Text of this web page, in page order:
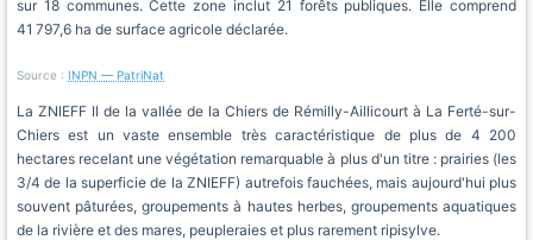
sur 18 communes. Cette zone inclut 21 forêts publiques. Elle comprend
41 797,6 ha de surface agricole déclarée.
Source : INPN — PatriNat
La ZNIEFF II de la vallée de la Chiers de Rémilly-Aillicourt à La Ferté-sur-
Chiers est un vaste ensemble très caractéristique de plus de 4 200
hectares recelant une végétation remarquable à plus d'un titre : prairies (les
3/4 de la superficie de la ZNIEFF) autrefois fauchées, mais aujourd'hui plus
souvent pâturées, groupements à hautes herbes, groupements aquatiques
de la rivière et des mares, peupleraies et plus rarement ripisylve.